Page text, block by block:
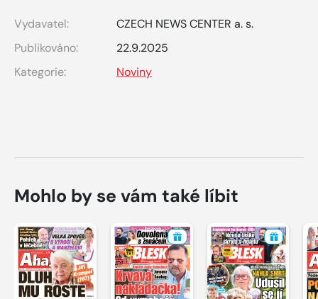
Vydavatel:
CZECH NEWS CENTER a. s.
Publikováno:
22.9.2025
Kategorie:
Noviny
Mohlo by se vám také líbit